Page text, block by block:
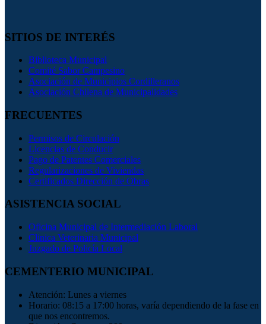
SITIOS DE INTERÉS
Biblioteca Municipal
Comité Sabor Campesino
Asociación de Municipios Cordilleranos
Asociación Chilena de Municipalidades
FRECUENTES
Permisos de Circulación
Licencias de Conducir
Pago de Patentes Comerciales
Regularizaciones de Viviendas
Certificados Dirección de Obras
ASISTENCIA SOCIAL
Oficina Municipal de Intermediación Laboral
Clinica Veterinaria Municipal
Juzgado de Policía Local
CEMENTERIO MUNICIPAL
Atención: Lunes a viernes
Horario: 08:15 a 17:00 horas, varía dependiendo de la fase en
que nos encontremos.